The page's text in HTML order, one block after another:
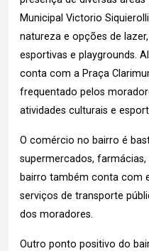
Municipal Victorio
natureza e opções de
esportivas e playgrounds.
conta com a Praça
frequentado pelos
atividades culturais e
O comércio no bairro é
supermercados, farmácias,
bairro também conta com
serviços de transporte
dos moradores.
Outro ponto positivo do